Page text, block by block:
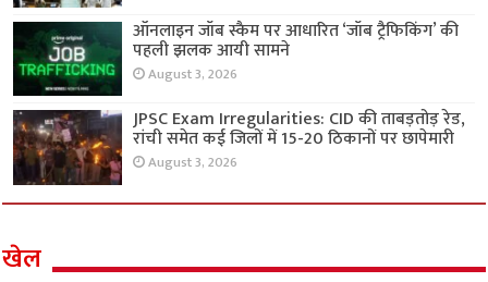
ऑनलाइन जॉब स्कैम पर आधारित ‘जॉब ट्रैफिकिंग’ की
पहली झलक आयी सामने
August 3, 2026
JPSC Exam Irregularities: CID की ताबड़तोड़ रेड,
रांची समेत कई जिलों में 15-20 ठिकानों पर छापेमारी
August 3, 2026
खेल